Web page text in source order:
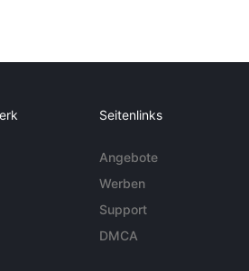
Seitenlinks
Angebote
Werben
Support
DMCA